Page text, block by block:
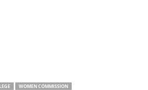
WOMEN COMMISSION